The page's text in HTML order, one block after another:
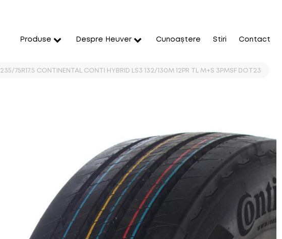
Produse Despre Heuver Cunoaștere Stiri Contact
235/75R17.5 CONTINENTAL CONTI HYBRID LS3 132/130M 12PR TL M+S 3PMSF DOT23